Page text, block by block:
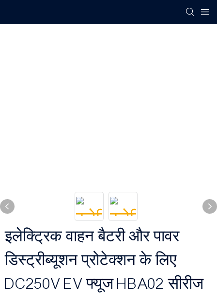
इलेक्ट्रिक वाहन बैटरी और पावर
डिस्ट्रीब्यूशन प्रोटेक्शन के लिए
DC250V EV फ्यूज HBA02 सीरीज